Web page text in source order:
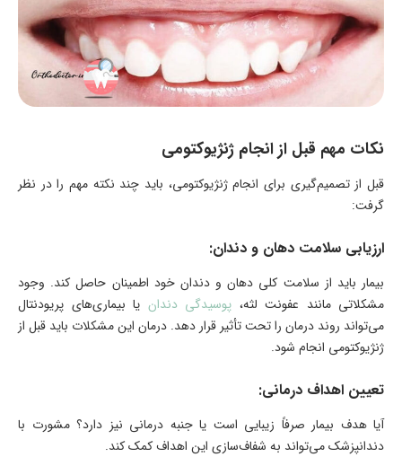
نکات مهم قبل از انجام ژنژیوکتومی
قبل از تصمیم‌گیری برای انجام ژنژیوکتومی، باید چند نکته مهم را در نظر
گرفت:
ارزیابی سلامت دهان و دندان:
بیمار باید از سلامت کلی دهان و دندان خود اطمینان حاصل کند. وجود
مشکلاتی مانند عفونت لثه، پوسیدگی دندان یا بیماری‌های پریودنتال
می‌تواند روند درمان را تحت تأثیر قرار دهد. درمان این مشکلات باید قبل از
ژنژیوکتومی انجام شود.
تعیین اهداف درمانی:
آیا هدف بیمار صرفاً زیبایی است یا جنبه درمانی نیز دارد؟ مشورت با
دندانپزشک می‌تواند به شفاف‌سازی این اهداف کمک کند.